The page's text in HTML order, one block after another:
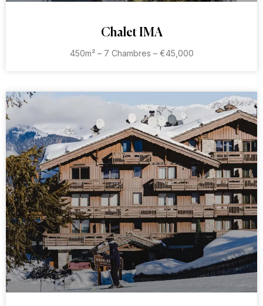
Chalet IMA
450m² – 7 Chambres – €45,000